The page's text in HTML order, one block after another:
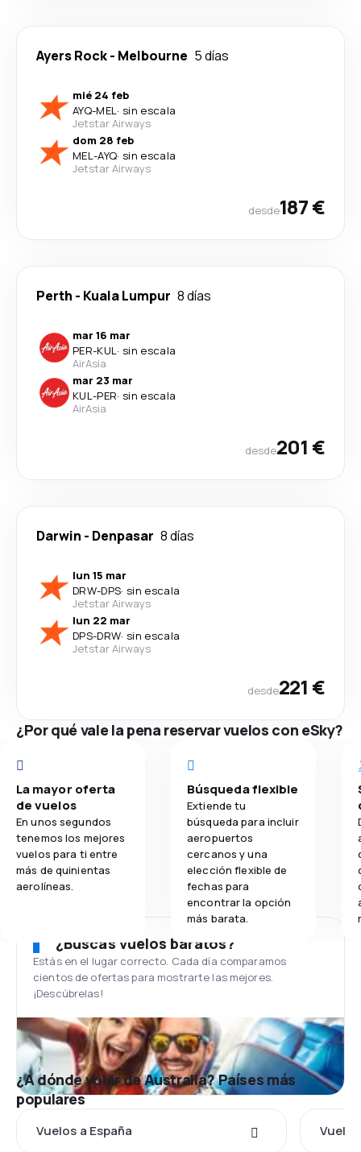
Ayers Rock- Melbourne 5 días
mié 24 feb
AYQ-MEL· sin escala
Jetstar Airways
dom 28 feb
MEL-AYQ· sin escala
Jetstar Airways
desde187 €
Perth - Kuala Lumpur 8 días
mar 16 mar
PER-KUL· sin escala
AirAsia
mar 23 mar
KUL-PER· sin escala
AirAsia
desde201 €
Darwin - Denpasar 8 días
lun 15 mar
DRW-DPS· sin escala
Jetstar Airways
lun 22 mar
DPS-DRW· sin escala
Jetstar Airways
desde221 €
¿Por qué vale la pena reservar vuelos con eSky?
La mayor oferta
de vuelos
En unos segundos
tenemos los mejores
vuelos para ti entre
más de quinientas
aerolíneas.
Búsqueda flexible
Extiende tu
búsqueda para incluir
aeropuertos
cercanos y una
elección flexible de
fechas para
encontrar la opción
más barata.
¿Buscas vuelos baratos?
Estás en el lugar correcto. Cada día comparamos
cientos de ofertas para mostrarte las mejores.
¡Descúbrelas!
¿A dónde volar de Australia? Países más
populares
Vuelos a España